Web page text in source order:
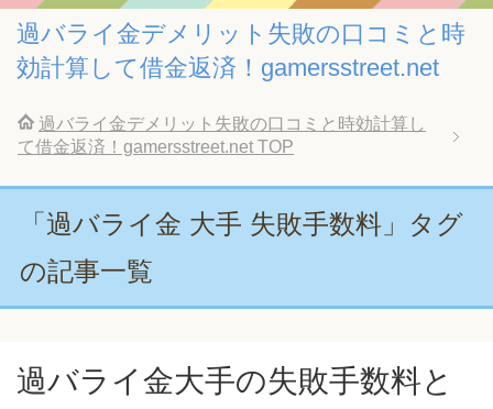
過バライ金デメリット失敗の口コミと時
効計算して借金返済！gamersstreet.net
過バライ金デメリット失敗の口コミと時効計算し
て借金返済！gamersstreet.net TOP
「過バライ金 大手 失敗手数料」タグ
の記事一覧
過バライ金大手の失敗手数料と